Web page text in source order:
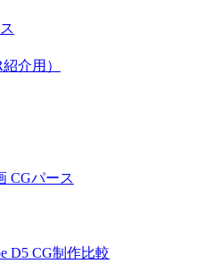
介用）
CGパース
D5 CG制作比較